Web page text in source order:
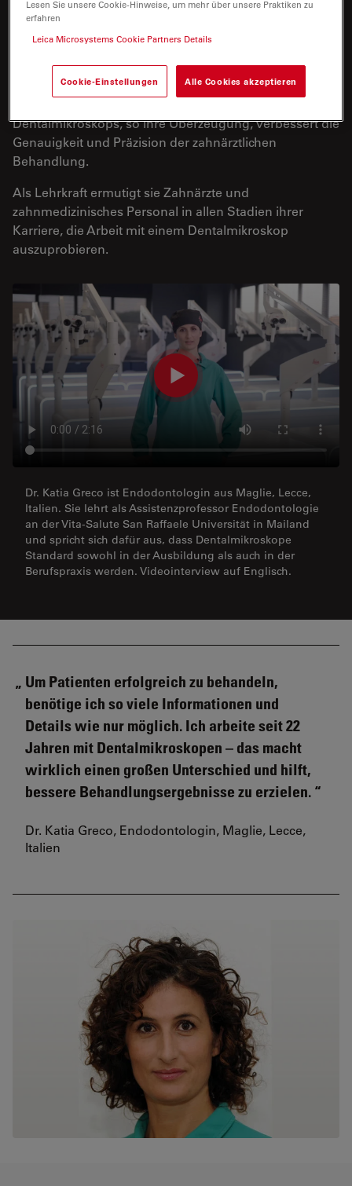
Jahre Erfahrung in der Mikrozahnmedizin und
unterrichtet in diesem Fachgebiet.
Sie ist davon überzeugt, dass sich innerhalb einer
Woche der Umgang mit einem Dentalmikroskop
Dentalmikroskops, so ihre Überzeugung, verbessert die
Genauigkeit und Präzision der zahnärztlichen
Behandlung.
Als Lehrkraft ermutigt sie Zahnärzte und
zahnmedizinisches Personal in allen Stadien ihrer
Karriere, die Arbeit mit einem Dentalmikroskop
auszuprobieren.
Dr. Katia Greco ist Endodontologin aus Maglie, Lecce,
Italien. Sie lehrt als Assistenzprofessor Endodontologie
an der Vita-Salute San Raffaele Universität in Mailand
und spricht sich dafür aus, dass Dentalmikroskope
Standard sowohl in der Ausbildung als auch in der
Berufspraxis werden. Videointerview auf Englisch.
Um Patienten erfolgreich zu behandeln,
benötige ich so viele Informationen und
Details wie nur möglich. Ich arbeite seit 22
Jahren mit Dentalmikroskopen – das macht
wirklich einen großen Unterschied und hilft,
bessere Behandlungsergebnisse zu erzielen.
Dr. Katia Greco, Endodontologin, Maglie, Lecce,
Italien
Lesen Sie unsere Cookie-Hinweise, um mehr über unsere Praktiken zu
erfahren
Leica Microsystems Cookie Partners Details
Cookie-Einstellungen Alle Cookies akzeptieren